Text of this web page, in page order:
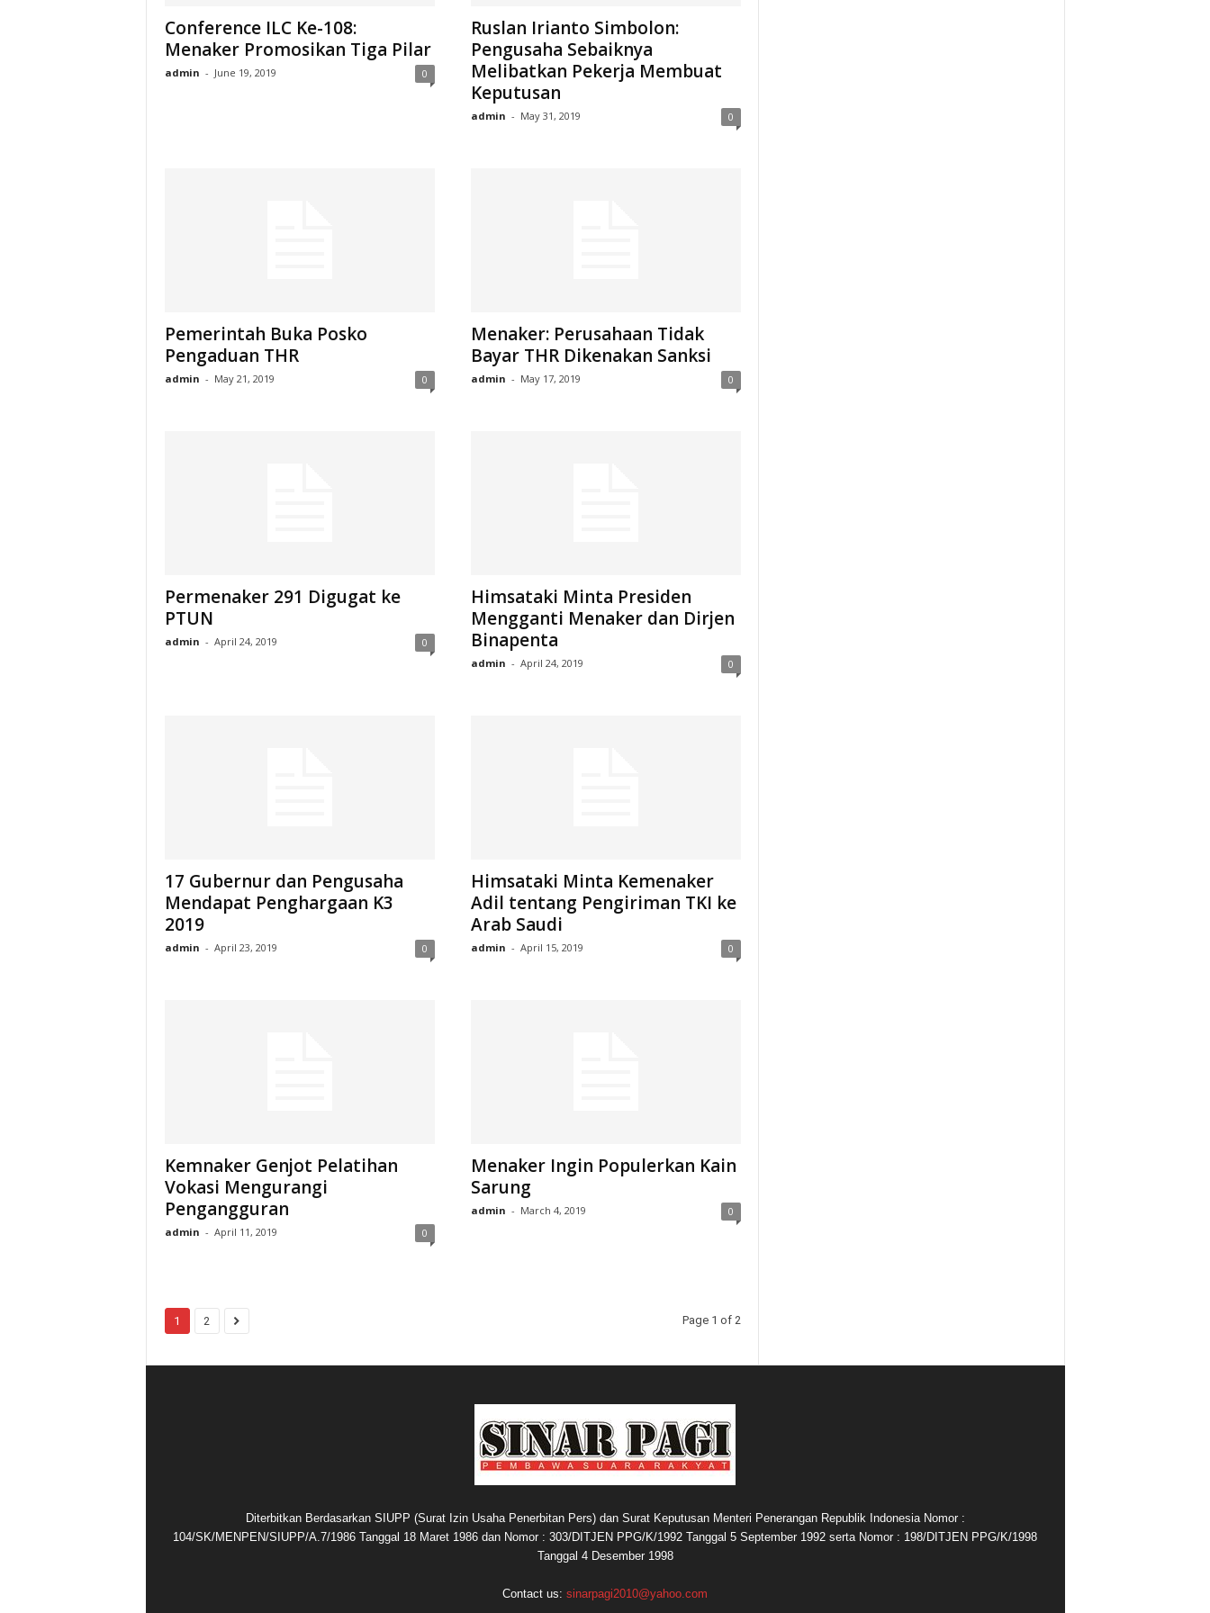
Conference ILC Ke-108:
Menaker Promosikan Tiga Pilar
admin - June 19, 2019 0
Ruslan Irianto Simbolon:
Pengusaha Sebaiknya
Melibatkan Pekerja Membuat
Keputusan
admin - May 31, 2019 0
Pemerintah Buka Posko
Pengaduan THR
admin - May 21, 2019 0
Menaker: Perusahaan Tidak
Bayar THR Dikenakan Sanksi
admin - May 17, 2019 0
Permenaker 291 Digugat ke
PTUN
admin - April 24, 2019 0
Himsataki Minta Presiden
Mengganti Menaker dan Dirjen
Binapenta
admin - April 24, 2019 0
17 Gubernur dan Pengusaha
Mendapat Penghargaan K3
2019
admin - April 23, 2019 0
Himsataki Minta Kemenaker
Adil tentang Pengiriman TKI ke
Arab Saudi
admin - April 15, 2019 0
Kemnaker Genjot Pelatihan
Vokasi Mengurangi
Pengangguran
admin - April 11, 2019 0
Menaker Ingin Populerkan Kain
Sarung
admin - March 4, 2019 0
1 2 Page 1 of 2
Diterbitkan Berdasarkan SIUPP (Surat Izin Usaha Penerbitan Pers) dan Surat Keputusan Menteri Penerangan Republik Indonesia Nomor :
104/SK/MENPEN/SIUPP/A.7/1986 Tanggal 18 Maret 1986 dan Nomor : 303/DITJEN PPG/K/1992 Tanggal 5 September 1992 serta Nomor : 198/DITJEN PPG/K/1998
Tanggal 4 Desember 1998
Contact us: sinarpagi2010@yahoo.com